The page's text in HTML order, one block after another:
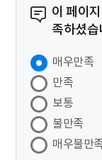
이 페이
족하셨습
매우만족
만족
보통
불만족
매우불만